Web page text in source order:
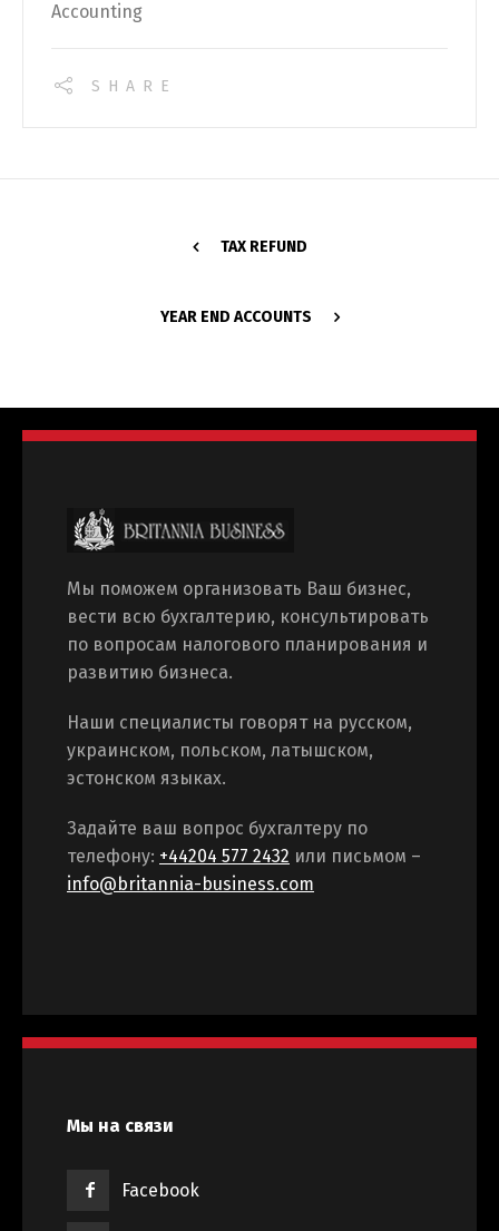
Accounting
SHARE
TAX REFUND
YEAR END ACCOUNTS
Мы поможем организовать Ваш бизнес,
вести всю бухгалтерию, консультировать
по вопросам налогового планирования и
развитию бизнеса.
Наши специалисты говорят на русском,
украинском, польском, латышском,
эстонском языках.
Задайте ваш вопрос бухгалтеру по
телефону: +44204 577 2432 или письмом –
info@britannia-business.com
Мы на связи
Facebook
Русский English
Українська